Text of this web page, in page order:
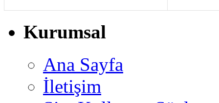
Kurumsal
Ana Sayfa
İletişim